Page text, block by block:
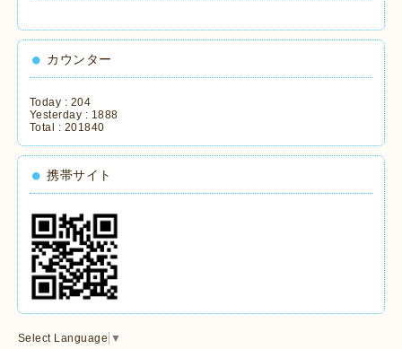
カウンター
Today : 204
Yesterday : 1888
Total : 201840
携帯サイト
Select Language ▼